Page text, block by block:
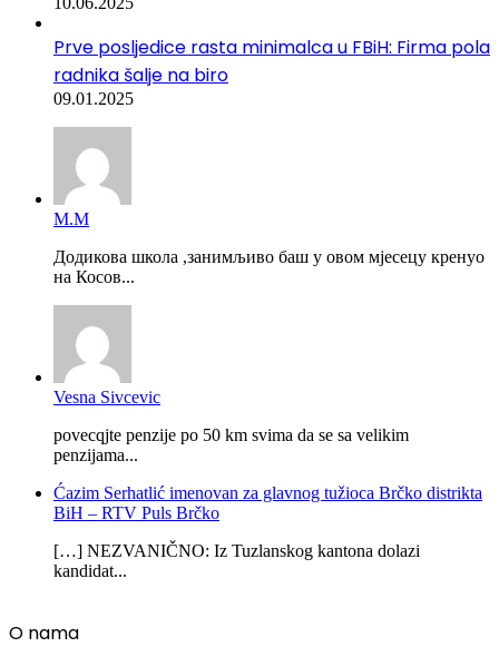
Prve posljedice rasta minimalca u FBiH: Firma pola
radnika šalje na biro
09.01.2025
М.М
Додикова школа ,занимљиво баш у овом мјесецу кренуо
на Косов...
Vesna Sivcevic
povecqjte penzije po 50 km svima da se sa velikim
penzijama...
Ćazim Serhatlić imenovan za glavnog tužioca Brčko distrikta
BiH – RTV Puls Brčko
[…] NEZVANIČNO: Iz Tuzlanskog kantona dolazi
kandidat...
O nama